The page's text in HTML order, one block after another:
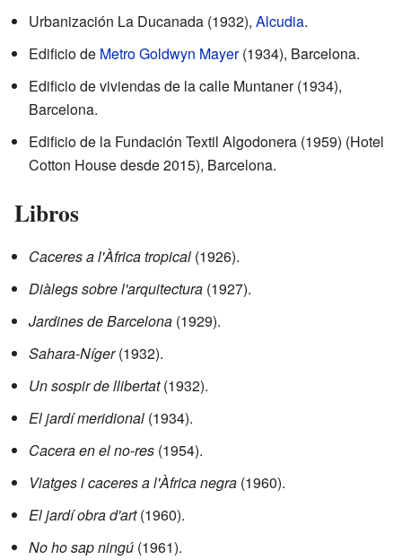
Urbanización La Ducanada (1932), Alcudia.
Edificio de Metro Goldwyn Mayer(1934), Barcelona.
Edificio de viviendas de la calle Muntaner (1934),
Barcelona.
Edificio de la Fundación Textil Algodonera (1959) (Hotel
Cotton House desde 2015), Barcelona.
Libros
Caceres a l'Àfrica tropical (1926).
Diàlegs sobre l'arquitectura (1927).
Jardines de Barcelona (1929).
Sahara-Níger(1932).
Un sospir de llibertat(1932).
El jardí meridional (1934).
Cacera en el no-res (1954).
Viatges i caceres a l'Àfrica negra (1960).
El jardí obra d'art(1960).
No ho sap ningú (1961).